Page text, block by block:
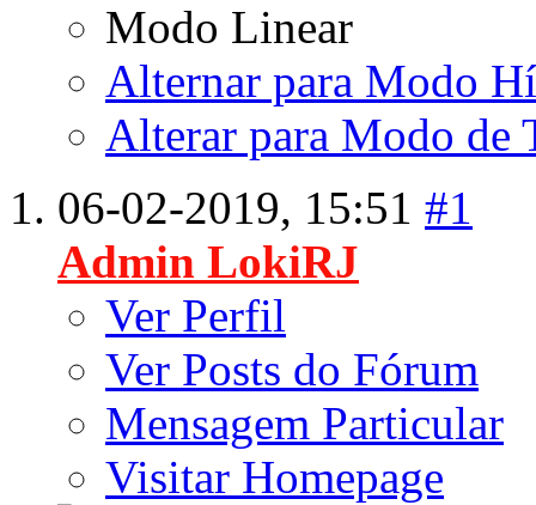
Modo Linear
Alternar para Modo
Alterar para Modo de
06-02-2019, 15:51 #1
Admin LokiRJ
Ver Perfil
Ver Posts do Fórum
Mensagem Particular
Visitar Homepage